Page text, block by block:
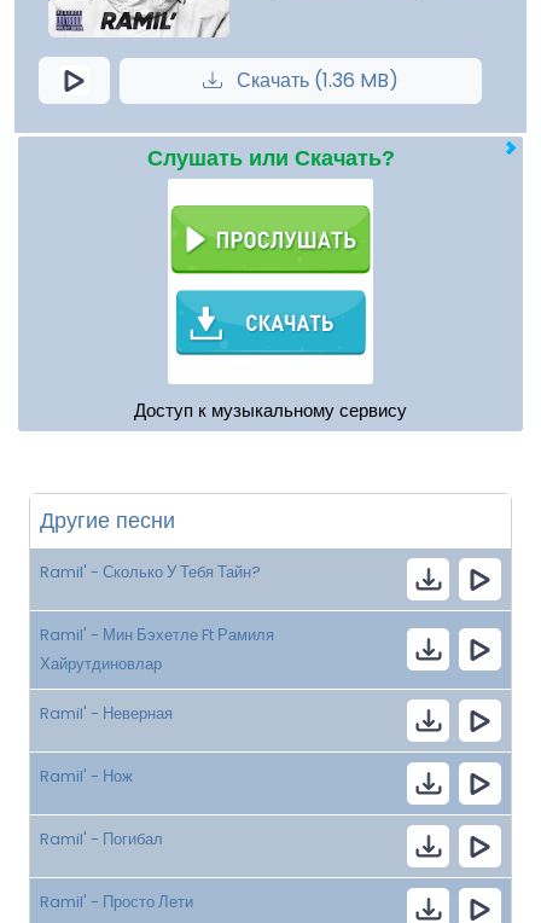
Скачать (1.36 MB)
Слушать или Скачать?
Доступ к музыкальному сервису
Другие песни
Ramil' - Сколько У Тебя Тайн?
Ramil' - Мин Бэхетле Ft Рамиля
Хайрутдиновлар
Ramil' - Неверная
Ramil' - Нож
Ramil' - Погибал
Ramil' - Просто Лети